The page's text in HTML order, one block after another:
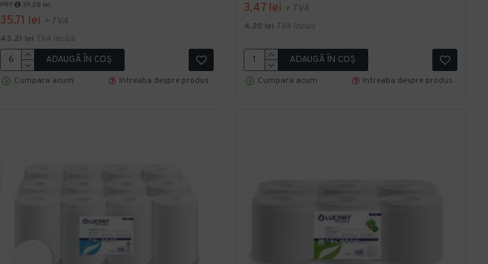
PRP 39,28 lei
35,71 lei + TVA
43,21 lei TVA inclus
ADAUGĂ ÎN COŞ
Cumpara acum
Intreaba despre produs
3,47 lei + TVA
4,20 lei TVA inclus
ADAUGĂ ÎN COŞ
Cumpara acum
Intreaba despre produs